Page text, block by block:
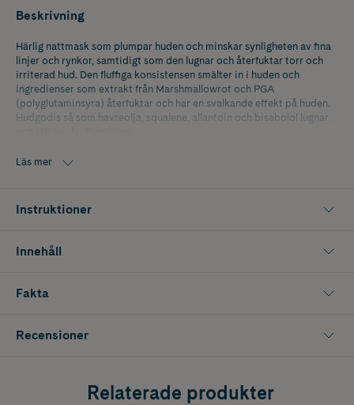
Beskrivning
Härlig nattmask som plumpar huden och minskar synligheten av fina
linjer och rynkor, samtidigt som den lugnar och återfuktar torr och
irriterad hud. Den fluffiga konsistensen smälter in i huden och
ingredienser som extrakt från Marshmallowrot och PGA
(polyglutaminsyra) återfuktar och har en svalkande effekt på huden.
Hudgodis så som havreolja, squalene, allantoin och bisabolol lugnar
Läs mer
Instruktioner
Innehåll
Fakta
Recensioner
Relaterade produkter